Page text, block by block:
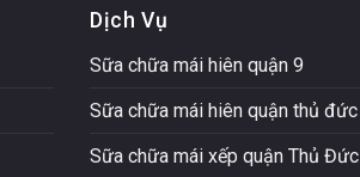
Dịch Vụ
Sữa chữa mái hiên quận 9
Sữa chữa mái hiên quận thủ đức
Sữa chữa mái xếp quận Thủ Đức